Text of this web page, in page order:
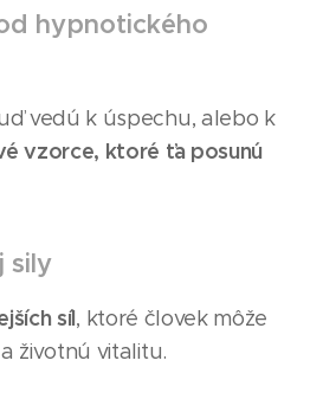
hypnotického
vedú k úspechu, alebo k
vzorce, ktoré ťa posunú
sily
síl, ktoré človek môže
životnú vitalitu.